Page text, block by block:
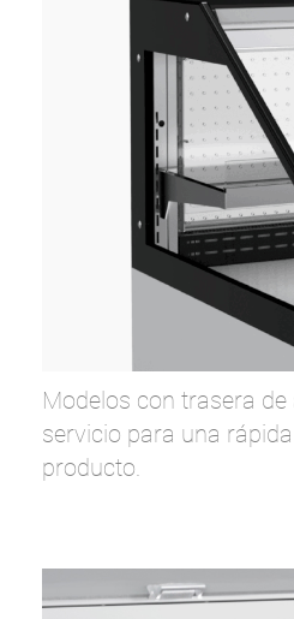
Modelos con trasera
servicio para una
producto.